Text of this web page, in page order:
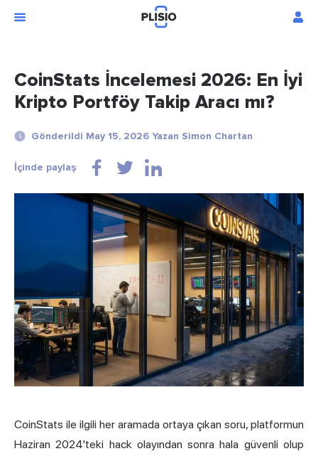
CoinStats İncelemesi 2026: En İyi
Kripto Portföy Takip Aracı mı?
Gönderildi May 15, 2026 Yazan Simon Chartan
İçinde paylaş
CoinStats ile ilgili her aramada ortaya çıkan soru, platformun
Haziran 2024'teki hack olayından sonra hala güvenli olup